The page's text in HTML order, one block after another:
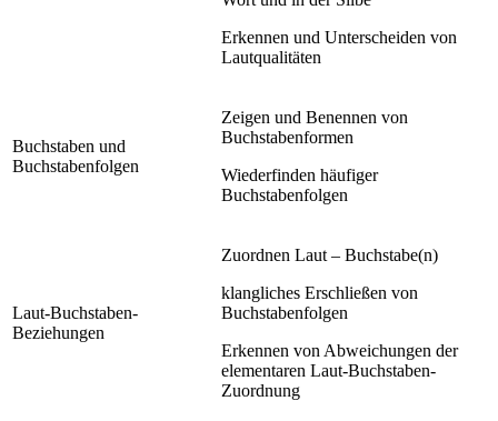
Erkennen und Unterscheiden von
Lautqualitäten
Buchstaben und
Buchstabenfolgen
Zeigen und Benennen von
Buchstabenformen
Wiederfinden häufiger
Buchstabenfolgen
Laut-Buchstaben-
Beziehungen
Zuordnen Laut – Buchstabe(n)
klangliches Erschließen von
Buchstabenfolgen
Erkennen von Abweichungen der
elementaren Laut-Buchstaben-
Zuordnung